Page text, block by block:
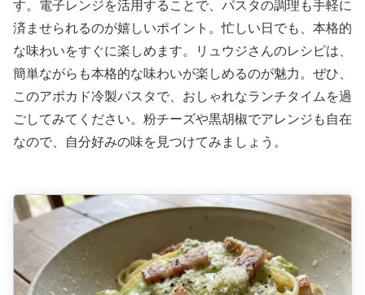
す。電子レンジを活用することで、パスタの調理も手軽に
済ませられるのが嬉しいポイント。忙しい日でも、本格的
な味わいをすぐに楽しめます。リュウジさんのレシピは、
簡単ながらも本格的な味わいが楽しめるのが魅力。ぜひ、
このアボカド冷製パスタで、おしゃれなランチタイムを過
ごしてみてください。粉チーズや黒胡椒でアレンジも自在
なので、自分好みの味を見つけてみましょう。